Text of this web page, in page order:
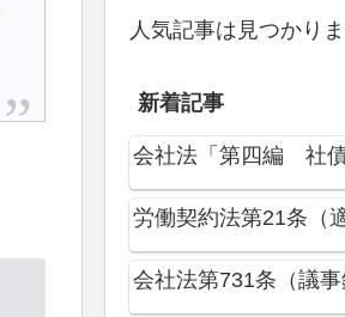
人気記事は見つかり
新着記事
会社法「第四編 社
労働契約法第21条（
会社法第731条（議